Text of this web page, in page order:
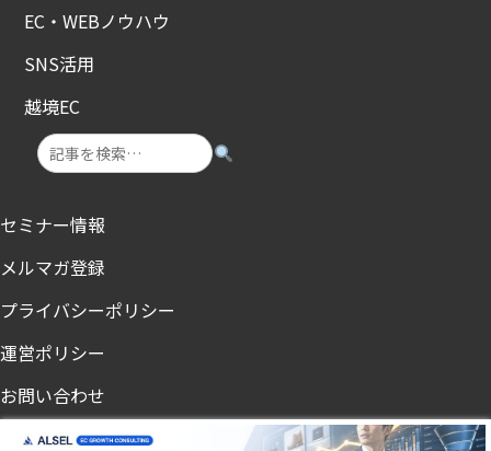
EC・WEBノウハウ
SNS活用
越境EC
セミナー情報
メルマガ登録
プライバシーポリシー
運営ポリシー
お問い合わせ
ノンアル・節酒メディア「飲まないチカラ」